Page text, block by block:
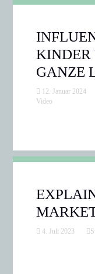
KINDER
GANZE
12. Januar 2024
Video
4. Juli 2023